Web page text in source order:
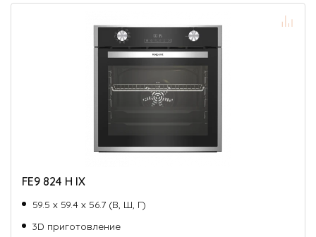
FE9 824 H IX
59.5 х 59.4 х 56.7 (В, Ш, Г)
3D приготовление